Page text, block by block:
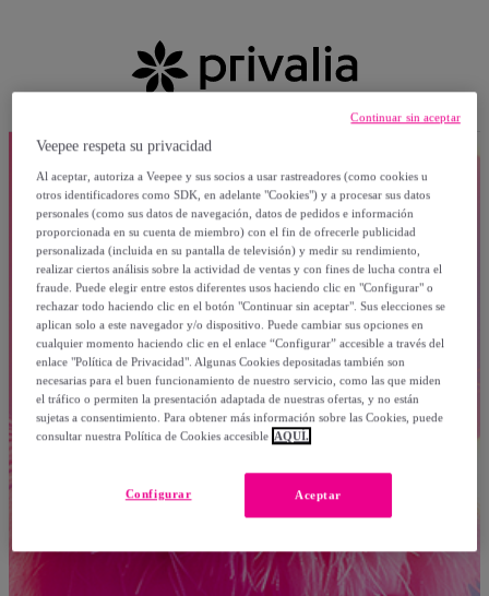
Veepee respeta su privacidad
Al aceptar, autoriza a Veepee y sus socios a usar rastreadores (como cookies u
otros identificadores como SDK, en adelante "Cookies") y a procesar sus datos
personales (como sus datos de navegación, datos de pedidos e información
proporcionada en su cuenta de miembro) con el fin de ofrecerle publicidad
personalizada (incluida en su pantalla de televisión) y medir su rendimiento,
realizar ciertos análisis sobre la actividad de ventas y con fines de lucha contra el
fraude. Puede elegir entre estos diferentes usos haciendo clic en "Configurar" o
rechazar todo haciendo clic en el botón "Continuar sin aceptar". Sus elecciones se
aplican solo a este navegador y/o dispositivo. Puede cambiar sus opciones en
cualquier momento haciendo clic en el enlace “Configurar” accesible a través del
enlace "Política de Privacidad". Algunas Cookies depositadas también son
necesarias para el buen funcionamiento de nuestro servicio, como las que miden
el tráfico o permiten la presentación adaptada de nuestras ofertas, y no están
sujetas a consentimiento. Para obtener más información sobre las Cookies, puede
consultar nuestra Política de Cookies accesible AQUÍ.
Aceptar
Configurar
Continuar sin aceptar